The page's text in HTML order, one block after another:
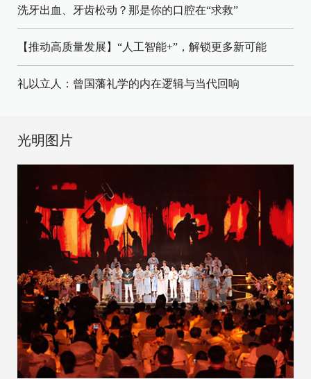
洗牙出血、牙齿松动？那是你的口腔在“求救”
【推动高质量发展】“人工智能+”，解锁更多新可能
礼以立人：曾国藩礼学的内在逻辑与当代回响
光明图片